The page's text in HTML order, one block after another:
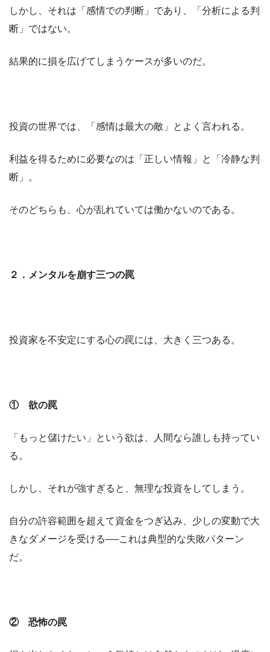
しかし、それは「感情での判断」であり、「分析による判
断」ではない。
結果的に損を広げてしまうケースが多いのだ。
投資の世界では、「感情は最大の敵」とよく言われる。
利益を得るために必要なのは「正しい情報」と「冷静な判
断」。
そのどちらも、心が乱れていては働かないのである。
２．メンタルを崩す三つの罠
投資家を不安定にする心の罠には、大きく三つある。
① 欲の罠
「もっと儲けたい」という欲は、人間なら誰しも持ってい
る。
しかし、それが強すぎると、無理な投資をしてしまう。
自分の許容範囲を超えて資金をつぎ込み、少しの変動で大
きなダメージを受ける──これは典型的な失敗パターン
だ。
② 恐怖の罠